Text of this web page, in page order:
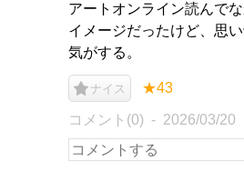
アートオンライン読んで
イメージだったけど、思
気がする。
ナイス ★43
コメント(0) 2026/03/20